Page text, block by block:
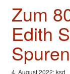
Zum
Edith
4. August 2022; ksd